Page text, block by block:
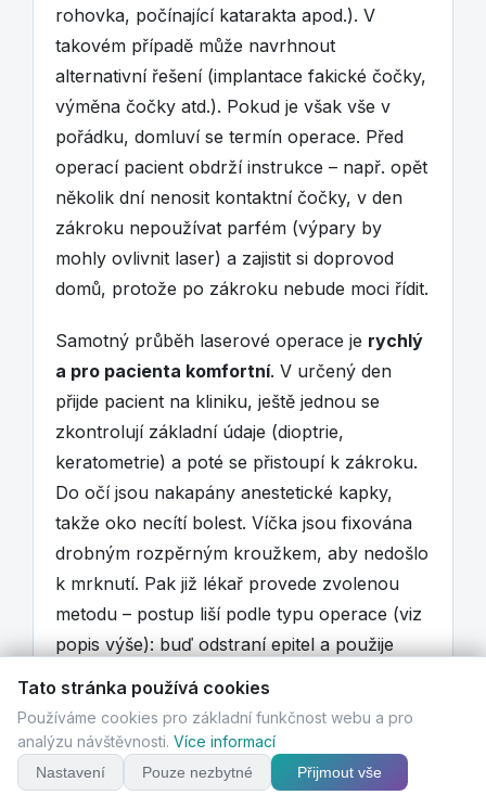
rohovka, počínající katarakta apod.). V
takovém případě může navrhnout
alternativní řešení (implantace fakické čočky,
výměna čočky atd.). Pokud je však vše v
pořádku, domluví se termín operace. Před
operací pacient obdrží instrukce – např. opět
několik dní nenosit kontaktní čočky, v den
zákroku nepoužívat parfém (výpary by
mohly ovlivnit laser) a zajistit si doprovod
domů, protože po zákroku nebude moci řídit.
Samotný průběh laserové operace je rychlý
a pro pacienta komfortní. V určený den
přijde pacient na kliniku, ještě jednou se
zkontrolují základní údaje (dioptrie,
keratometrie) a poté se přistoupí k zákroku.
Do očí jsou nakapány anestetické kapky,
takže oko necítí bolest. Víčka jsou fixována
drobným rozpěrným kroužkem, aby nedošlo
k mrknutí. Pak již lékař provede zvolenou
metodu – postup liší podle typu operace (viz
popis výše): buď odstraní epitel a použije
excimerový laser (PRK), nebo vytvoří lamelu
femtosekundový laser k vytvoření lentikuly
(SMILE). Laserová fáze obvykle trvá jen
desítky vteřin – samotné působení
Tato stránka používá cookies
Používáme cookies pro základní funkčnost webu a pro
analýzu návštěvnosti. Více informací
Nastavení Pouze nezbytné Přijmout vše